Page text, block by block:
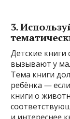
3.
Детские
вызывают у
Тема книги
ребёнка —
книги о